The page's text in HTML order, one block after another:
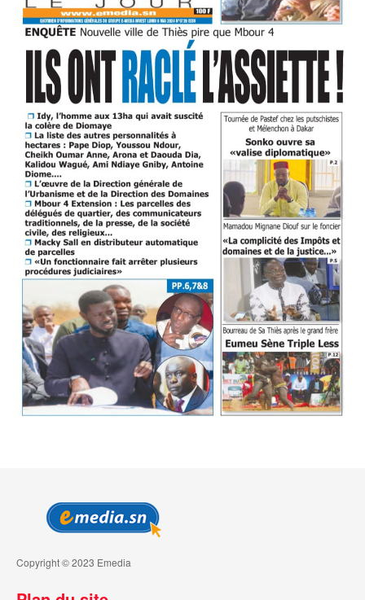
Copyright © 2023 Emedia